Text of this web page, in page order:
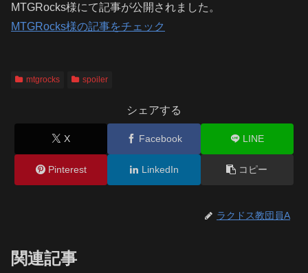
MTGRocks様にて記事が公開されました。
MTGRocks様の記事をチェック
mtgrocks spoiler
シェアする
X Facebook LINE
Pinterest LinkedIn コピー
ラクドス教団員A
関連記事